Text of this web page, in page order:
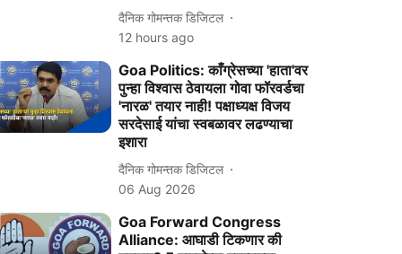
दैनिक गोमन्तक डिजिटल
12 hours ago
Goa Politics: काँग्रेसच्या 'हाता'वर
पुन्हा विश्वास ठेवायला गोवा फॉरवर्डचा
'नारळ' तयार नाही! पक्षाध्यक्ष विजय
सरदेसाई यांचा स्वबळावर लढण्याचा
इशारा
दैनिक गोमन्तक डिजिटल
06 Aug 2026
Goa Forward Congress
Alliance: आघाडी टिकणार की